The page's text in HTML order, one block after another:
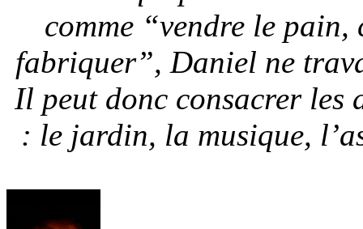
comme “vendre le pain,
fabriquer”, Daniel ne
Il peut donc consacrer les
: le jardin, la musique,